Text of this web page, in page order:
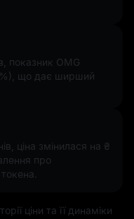
показник OMG
, що дає ширший
ціна змінилася на ₴
про
ціни та її динаміки